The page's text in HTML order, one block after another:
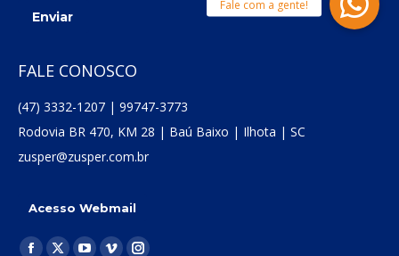
Enviar
FALE CONOSCO
(47) 3332-1207 | 99747-3773
Rodovia BR 470, KM 28 | Baú Baixo | Ilhota | SC
zusper@zusper.com.br
Acesso Webmail
Encontre-nos em: